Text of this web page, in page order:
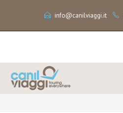
info@canilviaggi.it
> Mario Draghi tour operator